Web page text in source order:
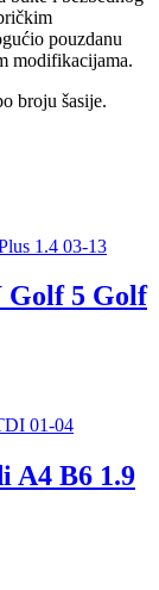
pouzdanu
modifikacijama.
broju šasije.
Golf 5 Golf
A4 B6 1.9